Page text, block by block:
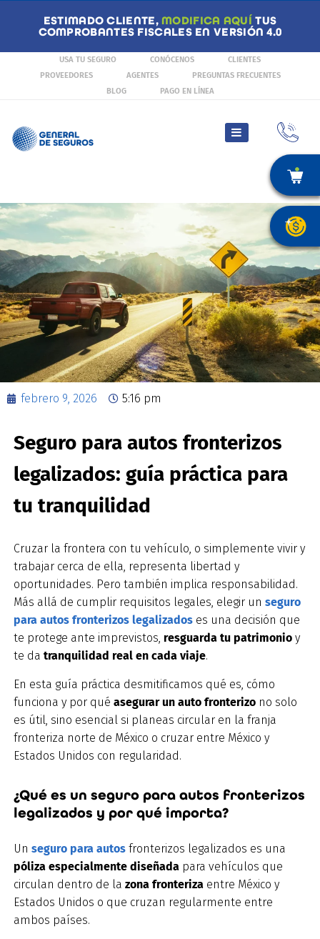
ESTIMADO CLIENTE, MODIFICA AQUÍ TUS
COMPROBANTES FISCALES EN VERSIÓN 4.0
USA TU SEGURO CONÓCENOS
CLIENTES
PROVEEDORES
AGENTES
PREGUNTAS FRECUENTES
BLOG
PAGO EN LÍNEA
febrero 9, 2026 5:16 pm
Seguro para autos fronterizos
legalizados: guía práctica para
tu tranquilidad
Cruzar la frontera con tu vehículo, o simplemente vivir y
trabajar cerca de ella, representa libertad y
oportunidades. Pero también implica responsabilidad.
Más allá de cumplir requisitos legales, elegir un seguro
para autos fronterizos legalizados es una decisión que
te protege ante imprevistos, resguarda tu patrimonio y
te da tranquilidad real en cada viaje.
En esta guía práctica desmitificamos qué es, cómo
funciona y por qué asegurar un auto fronterizo no solo
es útil, sino esencial si planeas circular en la franja
fronteriza norte de México o cruzar entre México y
Estados Unidos con regularidad.
¿Qué es un seguro para autos fronterizos
legalizados y por qué importa?
Un seguro para autos fronterizos legalizados es una
póliza especialmente diseñada para vehículos que
circulan dentro de la zona fronteriza entre México y
Estados Unidos o que cruzan regularmente entre
ambos países.